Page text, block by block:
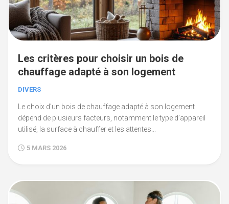
Les critères pour choisir un bois de
chauffage adapté à son logement
DIVERS
Le choix d’un bois de chauffage adapté à son logement
dépend de plusieurs facteurs, notamment le type d’appareil
utilisé, la surface à chauffer et les attentes...
5 MARS 2026